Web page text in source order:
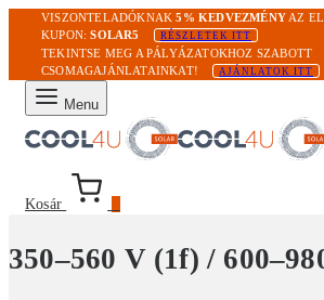
VISZONTELADÓKNAK5% KEDVEZMÉNY AZ
KUPON:SOLAR5 RÉSZLETEK ITT
TEKINTSE MEG A PÁLYÁZATOKHOZ SZABOTT
CSOMAGAJÁNLATAINKAT!
AJÁNLATOK ITT
Menu
Kosár
350–560 V (1f) /